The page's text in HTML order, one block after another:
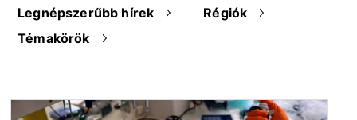
Legnépszerűbb hírek
Régiók
Témakörök
Kép